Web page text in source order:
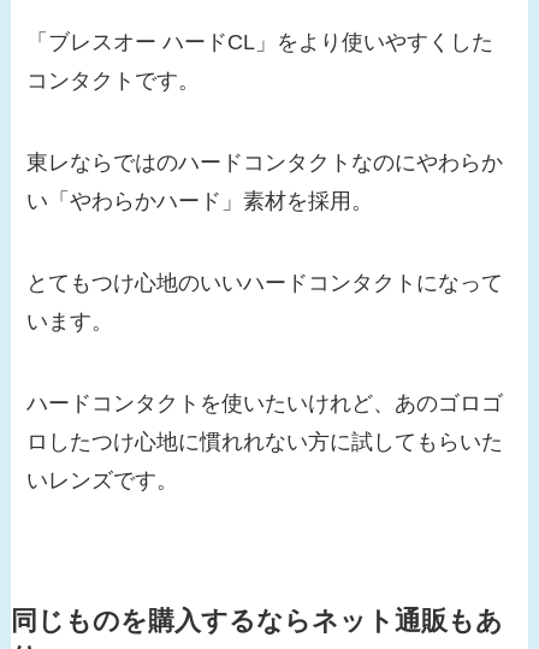
「ブレスオー ハードCL」をより使いやすくした
コンタクトです。
東レならではのハードコンタクトなのにやわらか
い「やわらかハード」素材を採用。
とてもつけ心地のいいハードコンタクトになって
います。
ハードコンタクトを使いたいけれど、あのゴロゴ
ロしたつけ心地に慣れれない方に試してもらいた
いレンズです。
同じものを購入するならネット通販もあ